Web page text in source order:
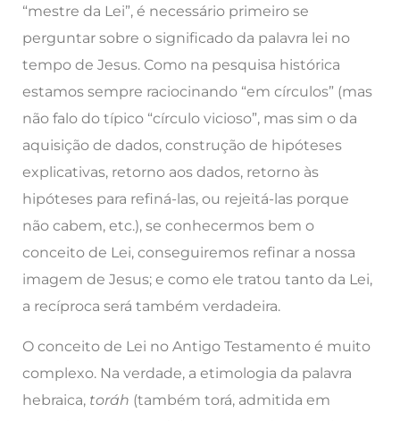
“mestre da Lei”, é necessário primeiro se
perguntar sobre o significado da palavra lei no
tempo de Jesus. Como na pesquisa histórica
estamos sempre raciocinando “em círculos” (mas
não falo do típico “círculo vicioso”, mas sim o da
aquisição de dados, construção de hipóteses
explicativas, retorno aos dados, retorno às
hipóteses para refiná-las, ou rejeitá-las porque
não cabem, etc.), se conhecermos bem o
conceito de Lei, conseguiremos refinar a nossa
imagem de Jesus; e como ele tratou tanto da Lei,
a recíproca será também verdadeira.
O conceito de Lei no Antigo Testamento é muito
complexo. Na verdade, a etimologia da palavra
hebraica, toráh (também torá, admitida em